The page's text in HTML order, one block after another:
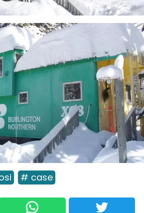
# case